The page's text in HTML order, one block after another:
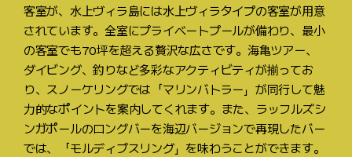
客室が、水上ヴィラ島には水上ヴィラタイプの客室が用意
されています。全室にプライベートプールが備わり、最小
の客室でも70坪を超える贅沢な広さです。海亀ツアー、
ダイビング、釣りなど多彩なアクティビティが揃ってお
り、スノーケリングでは「マリンバトラー」が同行して魅
力的なポイントを案内してくれます。また、ラッフルズシ
ンガポールのロングバーを海辺バージョンで再現したバー
では、「モルディブスリング」を味わうことができます。